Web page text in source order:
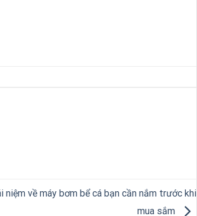
niệm về máy bơm bể cá bạn cần nắm trước khi
mua sắm